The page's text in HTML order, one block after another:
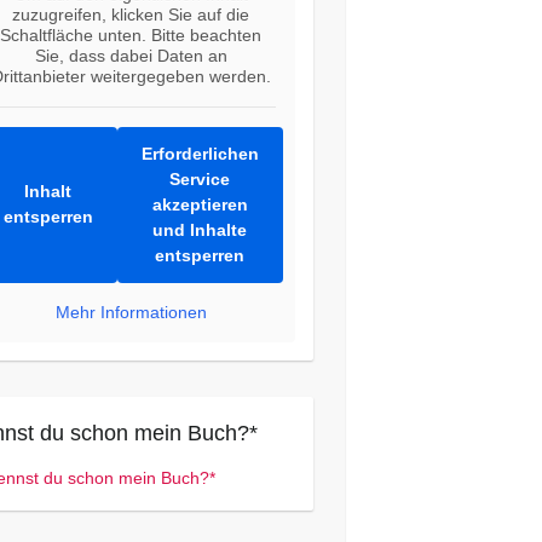
zuzugreifen, klicken Sie auf die
Schaltfläche unten. Bitte beachten
Sie, dass dabei Daten an
weitergegeben werden.
Inhalt
entsperren
Erforderlichen
Service
akzeptieren
und Inhalte
entsperren
Mehr Informationen
du schon mein Buch?*